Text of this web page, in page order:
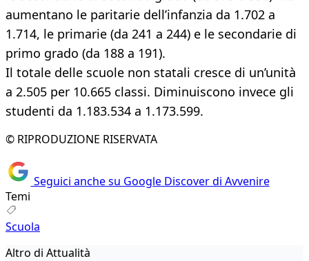
aumentano le paritarie dell’infanzia da 1.702 a
1.714, le primarie (da 241 a 244) e le secondarie di
primo grado (da 188 a 191).
Il totale delle scuole non statali cresce di un’unità
a 2.505 per 10.665 classi. Diminuiscono invece gli
studenti da 1.183.534 a 1.173.599.
© RIPRODUZIONE RISERVATA
Seguici anche su Google Discover di Avvenire
Temi
Scuola
Altro di Attualità